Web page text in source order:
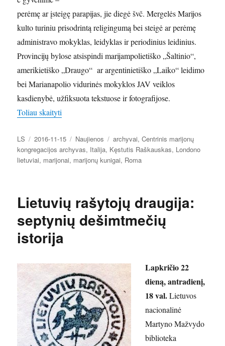
perėmę ar įsteigę parapijas, jie diegė švč. Mergelės Marijos
kulto turiniu prisodrintą religingumą bei steigė ar perėmę
administravo mokyklas, leidyklas ir periodinius leidinius.
Provincijų bylose atsispindi marijampolietiško „Šaltinio“,
amerikietiško „Draugo“ ar argentinietiško „Laiko“ leidimo
bei Marianapolio vidurinės mokyklos JAV veiklos
kasdienybė, užfiksuota tekstuose ir fotografijose.
Toliau skaityti
Autorius
LS Paskelbta
2016-11-15 Kategorijos
Naujienos Žymos
archyvai,Centrinis marijonų
kongregacijos archyvas, Italija, Kęstutis Raškauskas, Londono
lietuviai, marijonai, marijonų kunigai, Roma
Lietuvių rašytojų draugija:
septynių dešimtmečių
istorija
Lapkričio 22
dieną, antradienį,
18 val.Lietuvos
nacionalinė
Martyno Mažvydo
biblioteka